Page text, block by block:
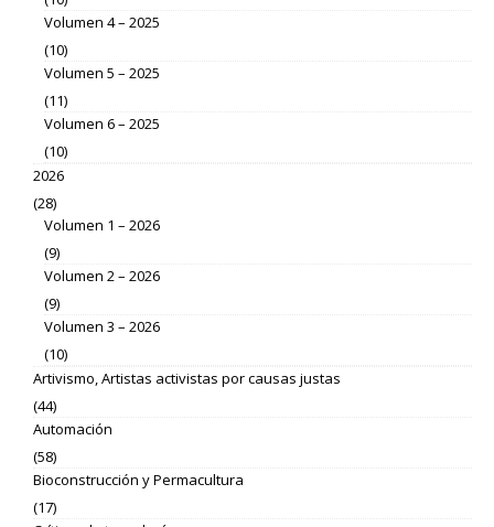
Volumen 4 – 2025
(10)
Volumen 5 – 2025
(11)
Volumen 6 – 2025
(10)
2026
(28)
Volumen 1 – 2026
(9)
Volumen 2 – 2026
(9)
Volumen 3 – 2026
(10)
Artivismo, Artistas activistas por causas justas
(44)
Automación
(58)
Bioconstrucción y Permacultura
(17)